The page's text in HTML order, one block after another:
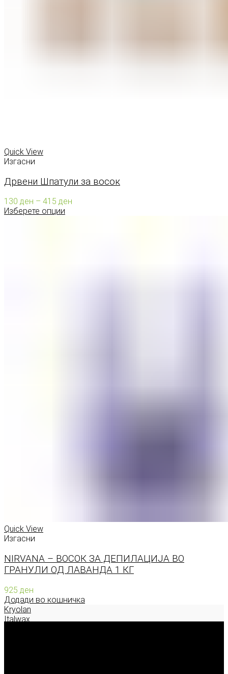
Quick View
Изгасни
Дрвени Шпатули за восок
130 ден – 415 ден
Изберете опции
Quick View
Изгасни
NIRVANA – ВОСОК ЗА ДЕПИЛАЦИЈА ВО
ГРАНУЛИ ОД ЛАВАНДА 1 КГ
925 ден
Додади во кошничка
Kryolan
Italwax